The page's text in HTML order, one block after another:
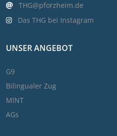
THG@pforzheim.de
Das THG bei Instagram
UNSER ANGEBOT
G9
Bilingualer Zug
MINT
AGs